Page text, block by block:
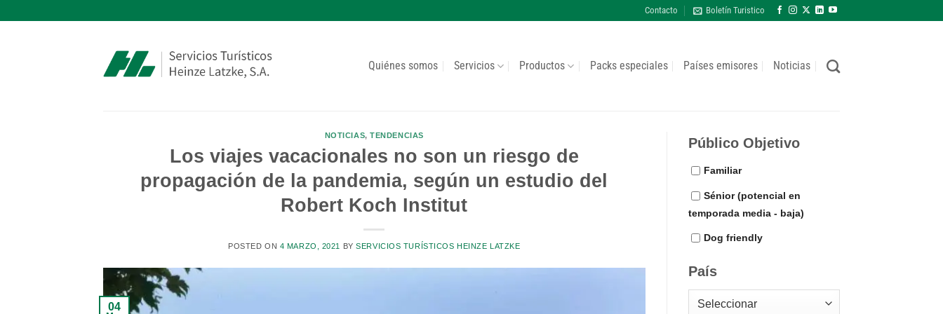
Contacto Boletín Turistico
Quiénes somos Servicios Productos Packs especiales Países emisores Noticias
NOTICIAS,TENDENCIAS
Los viajes vacacionales no son un riesgo de
propagación de la pandemia, según un estudio del
Robert Koch Institut
POSTED ON 4 MARZO, 2021 BYSERVICIOS TURÍSTICOS HEINZE LATZKE
04
Público Objetivo
Familiar
Sénior (potencial en
temporada media - baja)
Dog friendly
País